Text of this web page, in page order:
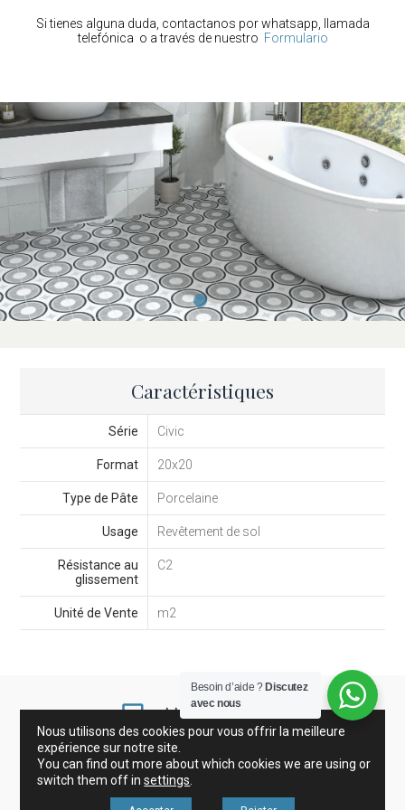
Transformez vos espaces
apporte style et durabilité à tout espace. Son design
contemporain, associé à sa durabilité et à sa facilité d’entretien,
en fait un choix incontournable pour ceux qui privilégient la
qualité et le design dans les moindres détails. Enfin, osez
transformer vos intérieurs avec cette option qui allie design et
fonctionnalité dans un format compact.
Si tienes alguna duda, contactanos por whatsapp, llamada
telefónica o a través de nuestro Formulario
Caractéristiques
Série Civic
Format 20x20
Type de Pâte Porcelaine
Usage Revêtement de sol
Résistance au
glissement
C2
Unité de Vente m2
Grès Cérame et Carreaux Gresite Décoration
Nous utilisons des cookies pour vous offrir la meilleure
expérience sur notre site.
You can find out more about which cookies we are using or
switch them off insettings
Besoin d’aide ? Discutez
avec nous